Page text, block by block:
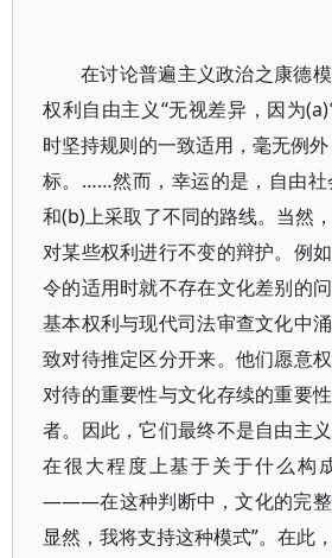
在讨论普遍主义政治之康德
权利自由主义“无视差异，因为
时坚持规则的一致适用，毫无例
标。……然而，幸运的是，自由社
和(b)上采取了不同的路线。当然
对某些权利进行不变的辩护。例
令的适用时就不存在文化差别的
基本权利与现代司法审查文化中
致对待推定区分开来。他们愿意
对待的重要性与文化存续的重要
者。因此，它们最终不是自由主
在很大程度上基于关于什么构
———在这种判断中，文化的完整
显然，我将支持这种模式”。在此